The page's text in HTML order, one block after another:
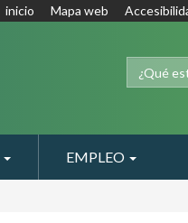
inicio Mapa web
EMPLEO